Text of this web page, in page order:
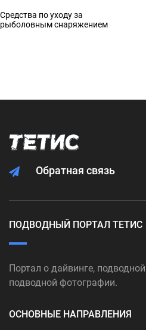
Средства по уходу за
рыболовным снаряжением
Обратная связь
ПОДВОДНЫЙ ПОРТАЛ ТЕТИС
Портал о дайвинге,
подводной фотографии.
ОСНОВНЫЕ НАПРАВЛЕНИЯ